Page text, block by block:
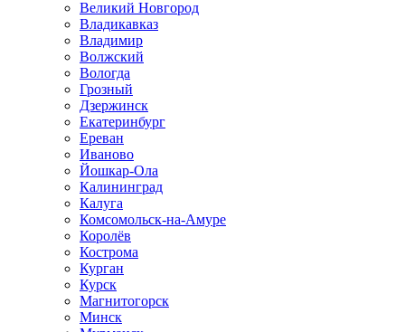
Великий Новгород
Владикавказ
Владимир
Волжский
Вологда
Грозный
Дзержинск
Екатеринбург
Ереван
Иваново
Йошкар-Ола
Калининград
Калуга
Комсомольск-на-Амуре
Королёв
Кострома
Курган
Курск
Магнитогорск
Минск